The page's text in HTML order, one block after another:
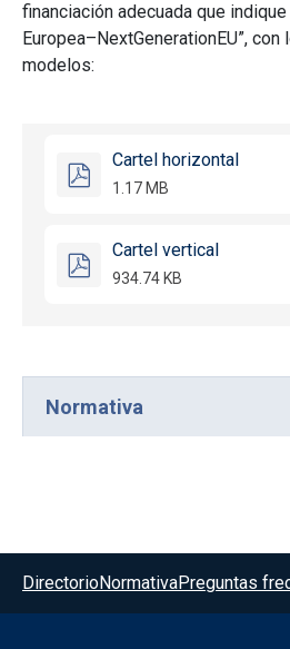
financiación adecuada que
Europea–NextGenerationEU”,
modelos:
Cartel horizontal
1.17 MB
Cartel vertical
934.74 KB
Normativa
Menú del pie
DirectorioNormativaPreguntas